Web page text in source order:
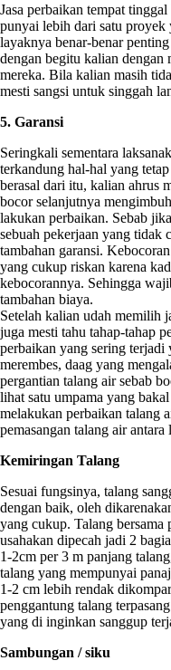
Jasa perbaikan tempat
punyai lebih dari satu proyek
layaknya benar-benar
dengan begitu kalian dengan
mereka. Bila kalian masih
mesti sangsi untuk singgah
5. Garansi
Seringkali sementara
terkandung hal-hal yang
berasal dari itu, kalian ahrus
bocor selanjutnya
lakukan perbaikan. Sebab
sebuah pekerjaan yang tidak
tambahan garansi.
yang cukup riskan karena
kebocorannya. Sehingga
tambahan biaya.
Setelah kalian udah memilih
juga mesti tahu tahap-tahap
perbaikan yang sering
merembes, daag yang
pergantian talang air sebab
lihat satu umpama yang
melakukan perbaikan talang
pemasangan talang air antara
Kemiringan Talang
Sesuai fungsinya, talang
dengan baik, oleh
yang cukup. Talang bersama
usahakan dipecah jadi 2
1-2cm per 3 m panjang
talang yang mempunyai
1-2 cm lebih rendak
penggantung talang
yang di inginkan sanggup
Sambungan / siku